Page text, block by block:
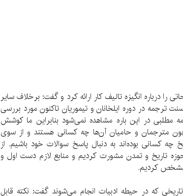
درباره انگیزه تالیف کار ارائه کرد و گفت: برخلاف سایر
ترجمه در دوره ایلخانان و تیموریان تاکنون مورد بررسی
مطلبی در این باره مشاهده نمی‌شود بنابراین ما کوشش
مترجمان و حامیان آن‌ها چه کسانی هستند و از سوی
چه کسانی بوده‌اند به دنبال پاسخ سوالات خود باشیم. از
تاریخ و تمدن مشورت کردیم و منابع لازم دست اول و
مشخص کردیم.
که در حیطه ادبیات انجام می‌شوند گفت: نکته قابل